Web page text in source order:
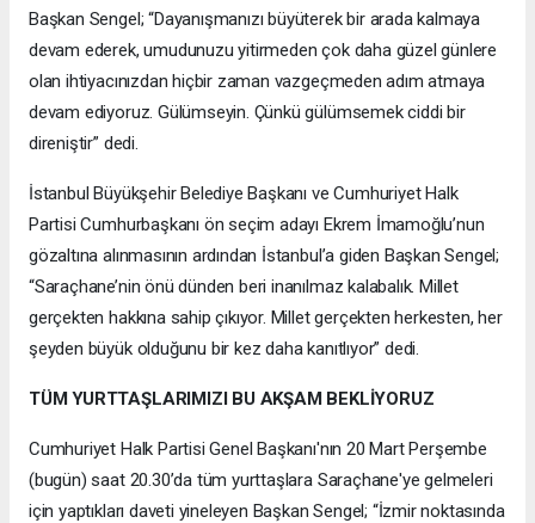
Başkan Sengel; “Dayanışmanızı büyüterek bir arada kalmaya
devam ederek, umudunuzu yitirmeden çok daha güzel günlere
olan ihtiyacınızdan hiçbir zaman vazgeçmeden adım atmaya
devam ediyoruz. Gülümseyin. Çünkü gülümsemek ciddi bir
direniştir” dedi.
İstanbul Büyükşehir Belediye Başkanı ve Cumhuriyet Halk
Partisi Cumhurbaşkanı ön seçim adayı Ekrem İmamoğlu’nun
gözaltına alınmasının ardından İstanbul’a giden Başkan Sengel;
“Saraçhane’nin önü dünden beri inanılmaz kalabalık. Millet
gerçekten hakkına sahip çıkıyor. Millet gerçekten herkesten, her
şeyden büyük olduğunu bir kez daha kanıtlıyor” dedi.
TÜM YURTTAŞLARIMIZI BU AKŞAM BEKLİYORUZ
Cumhuriyet Halk Partisi Genel Başkanı'nın 20 Mart Perşembe
(bugün) saat 20.30’da tüm yurttaşlara Saraçhane'ye gelmeleri
için yaptıkları daveti yineleyen Başkan Sengel; “İzmir noktasında